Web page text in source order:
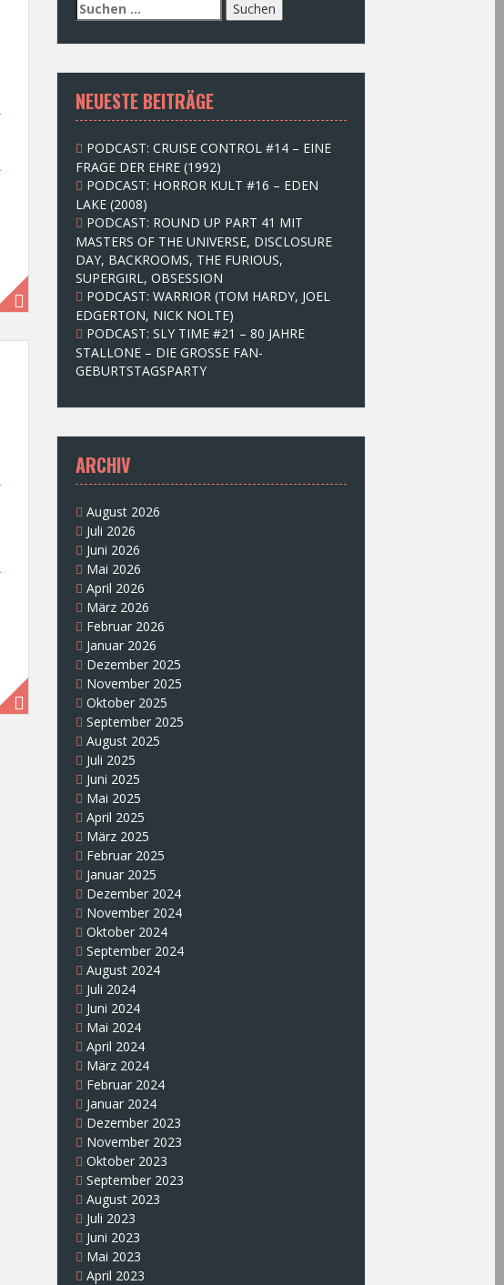
S
u
c
e
n
n
c
h
:
NEUESTE BEITRÄGE
PODCAST: CRUISE CONTROL #14 – EINE
FRAGE DER EHRE (1992)
PODCAST: HORROR KULT #16 – EDEN
LAKE (2008)
PODCAST: ROUND UP PART 41 MIT
MASTERS OF THE UNIVERSE, DISCLOSURE
DAY, BACKROOMS, THE FURIOUS,
SUPERGIRL, OBSESSION
PODCAST: WARRIOR (TOM HARDY, JOEL
EDGERTON, NICK NOLTE)
PODCAST: SLY TIME #21 – 80 JAHRE
STALLONE – DIE GROSSE FAN-
GEBURTSTAGSPARTY
ARCHIV
August 2026
Juli 2026
Juni 2026
Mai 2026
April 2026
März 2026
Februar 2026
Januar 2026
Dezember 2025
November 2025
Oktober 2025
September 2025
August 2025
Juli 2025
Juni 2025
Mai 2025
April 2025
März 2025
Februar 2025
Januar 2025
Dezember 2024
November 2024
Oktober 2024
September 2024
August 2024
Juli 2024
Juni 2024
Mai 2024
April 2024
März 2024
Februar 2024
Januar 2024
Dezember 2023
November 2023
Oktober 2023
September 2023
August 2023
Juli 2023
Juni 2023
Mai 2023
April 2023